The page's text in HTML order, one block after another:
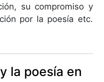
su compromiso y
por la poesía etc.
la poesía en